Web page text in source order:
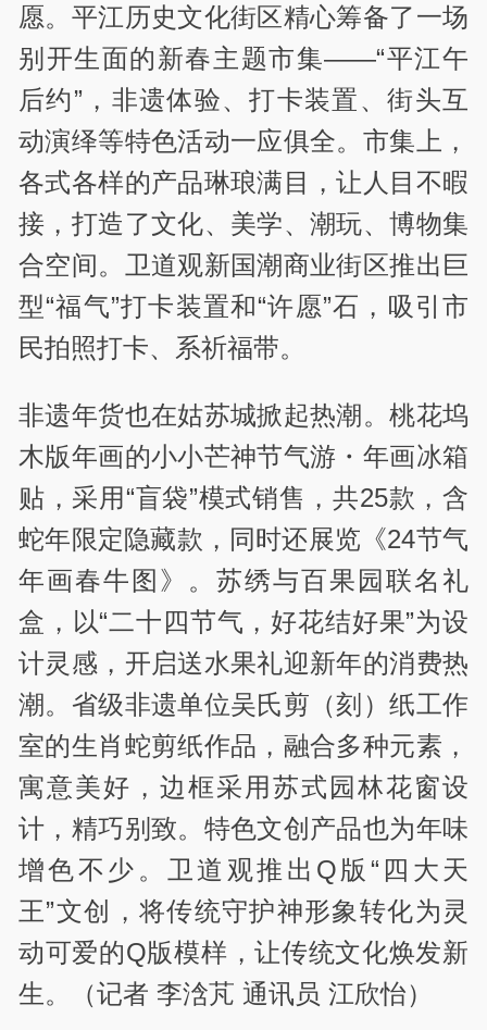
愿。平江历史文化街区精心筹备了一场
别开生面的新春主题市集——“平江午
后约”，非遗体验、打卡装置、街头互
动演绎等特色活动一应俱全。市集上，
各式各样的产品琳琅满目，让人目不暇
接，打造了文化、美学、潮玩、博物集
合空间。卫道观新国潮商业街区推出巨
型“福气”打卡装置和“许愿”石，吸引市
民拍照打卡、系祈福带。
非遗年货也在姑苏城掀起热潮。桃花坞
木版年画的小小芒神节气游・年画冰箱
贴，采用“盲袋”模式销售，共25款，含
蛇年限定隐藏款，同时还展览《24节气
年画春牛图》。苏绣与百果园联名礼
盒，以“二十四节气，好花结好果”为设
计灵感，开启送水果礼迎新年的消费热
潮。省级非遗单位吴氏剪（刻）纸工作
室的生肖蛇剪纸作品，融合多种元素，
寓意美好，边框采用苏式园林花窗设
计，精巧别致。特色文创产品也为年味
增色不少。卫道观推出Q版“四大天
王”文创，将传统守护神形象转化为灵
动可爱的Q版模样，让传统文化焕发新
生。（记者 李浛芃 通讯员 江欣怡）